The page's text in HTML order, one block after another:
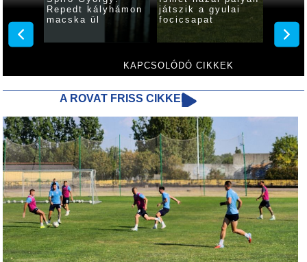
KAPCSOLÓDÓ CIKKEK
én a
Repedt kályhámon
macska ül
játszik a gyulai
focicsapat
várják
A ROVAT FRISS CIKKEI